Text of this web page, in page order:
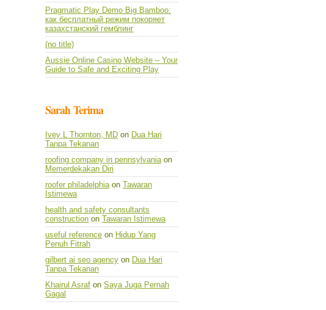
Pragmatic Play Demo Big Bamboo:
как бесплатный режим покоряет
казахстанский гемблинг
(no title)
Aussie Online Casino Website – Your
Guide to Safe and Exciting Play
Sarah Terima
Ivey L Thornton, MD on Dua Hari
Tanpa Tekanan
roofing company in pennsylvaniaon
Memerdekakan Diri
roofer philadelphiaon Tawaran
Istimewa
health and safety consultants
construction on Tawaran Istimewa
useful reference on Hidup Yang
Penuh Fitrah
gilbert ai seo agency on Dua Hari
Tanpa Tekanan
Khairul Asraf on Saya Juga Pernah
Gagal